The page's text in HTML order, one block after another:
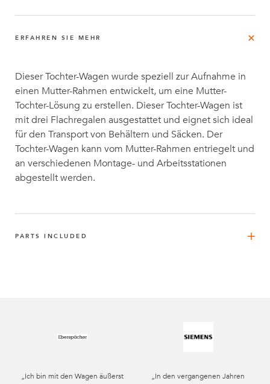
ERFAHREN SIE MEHR
Dieser Tochter-Wagen wurde speziell zur Aufnahme in
einen Mutter-Rahmen entwickelt, um eine Mutter-
Tochter-Lösung zu erstellen. Dieser Tochter-Wagen ist
mit drei Flachregalen ausgestattet und eignet sich ideal
für den Transport von Behältern und Säcken. Der
Tochter-Wagen kann vom Mutter-Rahmen entriegelt und
an verschiedenen Montage- und Arbeitsstationen
abgestellt werden.
PARTS INCLUDED
Q-001-1296
„Ich bin mit den Wagen äußerst
„In den vergangenen Jahren